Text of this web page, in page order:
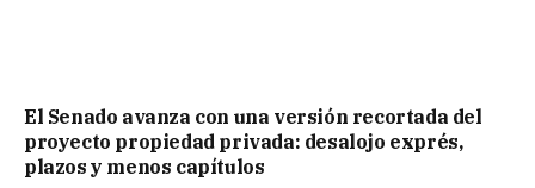
El Senado avanza con una versión recortada del
proyecto propiedad privada: desalojo exprés,
plazos y menos capítulos